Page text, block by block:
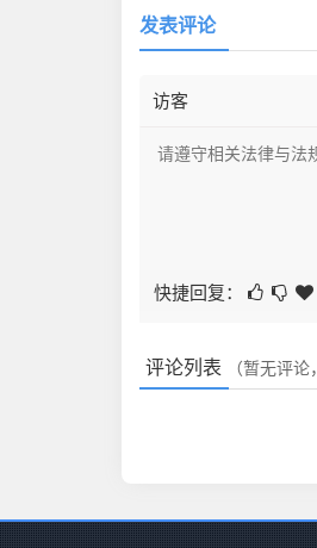
发表评论
快捷回复：
评论列表 （暂无评论，